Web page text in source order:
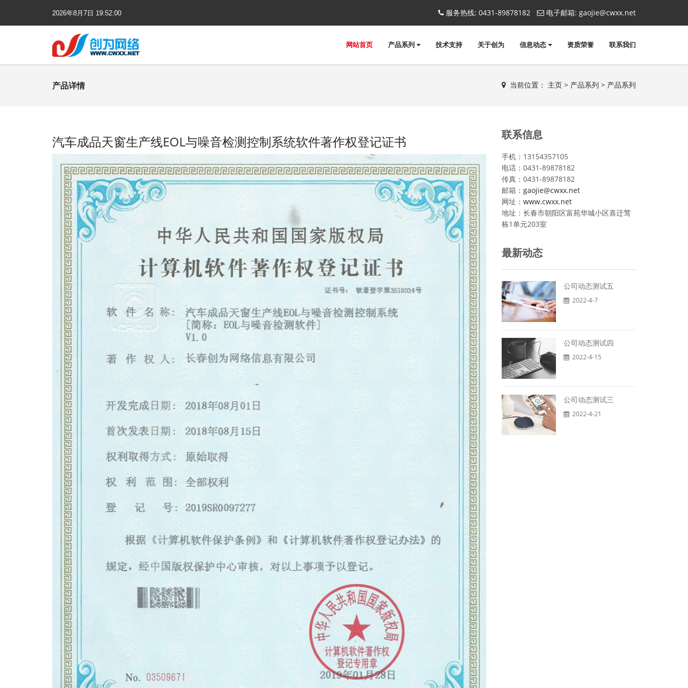
2026年8月 7日 19:52:01 服务热线: 0431-89878182 电子邮箱: gaojie@cwxx.net
网站首页 产品系列 技术支持 关于创为 信息动态 资质荣誉 联系我们
产品详情 当前位置： 主页 > 产品系列 > 产品系列
汽车成品天窗生产线EOL与噪音检测控制系统软件著作权登记证书 联系信息
手机：13154357105
电话：0431-89878182
传真：0431-89878182
邮箱： gaojie@cwxx.net
网址： www.cwxx.net
地址：长春市朝阳区富苑华城小区喜迁莺
栋1单元203室
最新动态
公司动态测试五
2022-4-7
公司动态测试四
2022-4-15
公司动态测试三
2022-4-21